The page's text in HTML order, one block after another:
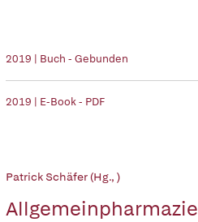
2019 | Buch - Gebunden
2019 | E-Book - PDF
Patrick Schäfer (Hg., )
Allgemeinpharmazie